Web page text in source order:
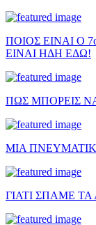
ΠΟΙΟΣ ΕΙΝΑΙ Ο
ΕΙΝΑΙ ΗΔΗ ΕΔΩ!
ΠΩΣ ΜΠΟΡΕΙΣ
ΜΙΑ
ΓΙΑΤΙ ΣΠΑΜΕ